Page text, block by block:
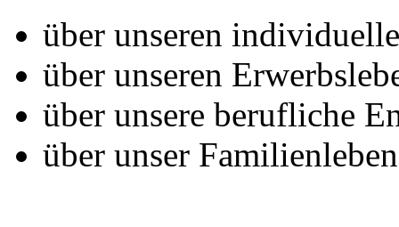
über unseren
über unseren
über unsere berufliche
über unser